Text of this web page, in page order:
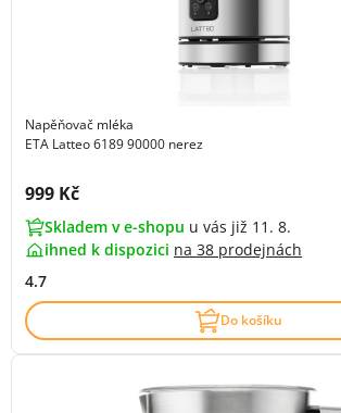
Napěňovač mléka
ETA Latteo 6189 90000 nerez
Cena s DPH:
999 Kč
Skladem v e-shopu u vás již 11. 8.
ihned k dispozici na 38 prodejnách
4.7
Do košíku